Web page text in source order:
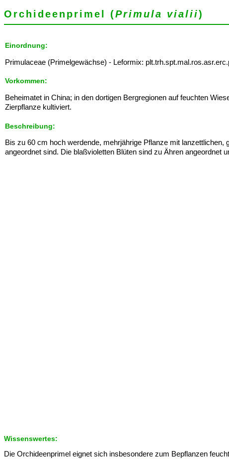
Orchideenprimel (Primula vialii)
Einordnung:
Primulaceae (Primelgewächse) - Leformix:
Vorkommen:
Beheimatet in China; in den dortigen Bergregionen auf feuchten
Zierpflanze kultiviert.
Beschreibung:
Bis zu 60 cm hoch werdende, mehrjährige Pflanze mit lanzettlichen,
angeordnet sind. Die blaßvioletten Blüten sind zu Ähren angeordnet
Wissenswertes:
Die Orchideenprimel eignet sich insbesondere zum Bepflanzen